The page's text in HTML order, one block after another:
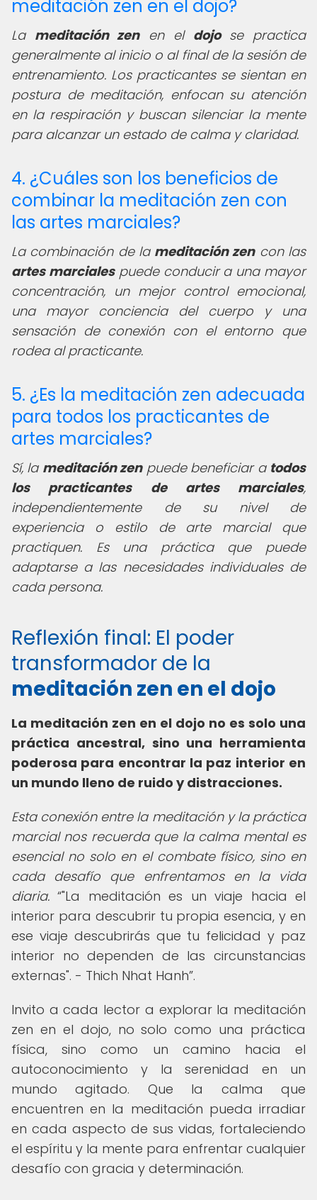
meditación zen en el dojo?
La meditación zenen el dojose practica
generalmente al inicio o al final de la sesión de
entrenamiento. Los practicantes se sientan en
postura de meditación, enfocan su atención
en la respiración y buscan silenciar la mente
para alcanzar un estado de calma y claridad.
4. ¿Cuáles son los beneficios de
combinar la meditación zen con
las artes marciales?
La combinación de la meditación zencon las
artes marcialespuede conducir a una mayor
concentración, un mejor control emocional,
una mayor conciencia del cuerpo y una
sensación de conexión con el entorno que
rodea al practicante.
5. ¿Es la meditación zen adecuada
para todos los practicantes de
artes marciales?
Sí, la meditación zenpuede beneficiar a todos
los practicantes de artes marciales,
independientemente de su nivel de
experiencia o estilo de arte marcial que
practiquen. Es una práctica que puede
adaptarse a las necesidades individuales de
cada persona.
Reflexión final: El poder
transformador de la
meditación zen en el dojo
La meditación zen en el dojo no es solo una
práctica ancestral, sino una herramienta
poderosa para encontrar la paz interior en
un mundo lleno de ruido y distracciones.
Esta conexión entre la meditación y la práctica
marcial nos recuerda que la calma mental es
esencial no solo en el combate físico, sino en
cada desafío que enfrentamos en la vida
diaria.
"La meditación es un viaje hacia el
interior para descubrir tu propia esencia, y en
ese viaje descubrirás que tu felicidad y paz
interior no dependen de las circunstancias
externas". - Thich Nhat Hanh .
Invito a cada lector a explorar la meditación
zen en el dojo, no solo como una práctica
física, sino como un camino hacia el
autoconocimiento y la serenidad en un
mundo agitado. Que la calma que
encuentren en la meditación pueda irradiar
en cada aspecto de sus vidas, fortaleciendo
el espíritu y la mente para enfrentar cualquier
desafío con gracia y determinación.